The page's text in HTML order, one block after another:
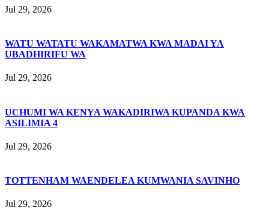
Jul 29, 2026
WATU WATATU WAKAMATWA KWA MADAI YA
UBADHIRIFU WA
Jul 29, 2026
UCHUMI WA KENYA WAKADIRIWA KUPANDA KWA
ASILIMIA 4
Jul 29, 2026
TOTTENHAM WAENDELEA KUMWANIA SAVINHO
Jul 29, 2026